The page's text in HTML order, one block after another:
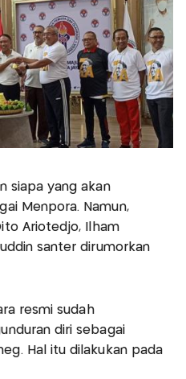
siapa yang akan
Menpora. Namun,
Ariotedjo, Ilham
santer dirumorkan
resmi sudah
diri sebagai
Hal itu dilakukan pada